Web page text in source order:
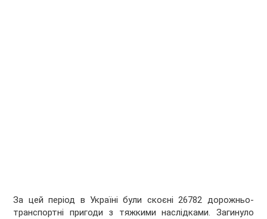
За цей період в Україні були скоєні 26782 дорожньо-
транспортні пригоди з тяжкими наслідками. Загинуло